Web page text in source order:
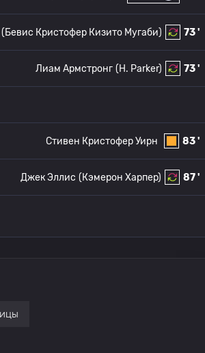
73 '
(Бевис Кристофер Кизито Мугаби)
73 '
(H. Parker)
Лиам Армстронг
83 '
Стивен Кристофер Уирн
87 '
(Кэмерон Харпер)
Джек Эллис